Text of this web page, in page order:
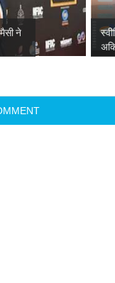
ने